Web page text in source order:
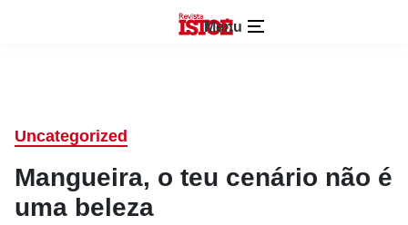
Menu
Uncategorized
Mangueira, o teu cenário não é
uma beleza